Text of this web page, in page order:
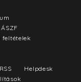
feltételek
RSS
Helpdesk